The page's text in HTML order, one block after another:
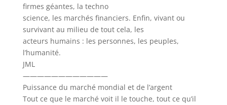
firmes géantes, la techno
science, les marchés financiers. Enfin, vivant ou
survivant au milieu de tout cela, les
acteurs humains : les personnes, les peuples,
l’humanité.
JML
————————————
Puissance du marché mondial et de l’argent
Tout ce que le marché voit il le touche, tout ce qu’il